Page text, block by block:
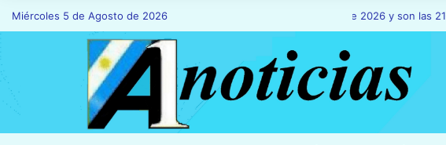
Miércoles 5 de Agosto de 2026Hoy es Miércoles 5 de Agosto de 2026 y son las 21:04 - **